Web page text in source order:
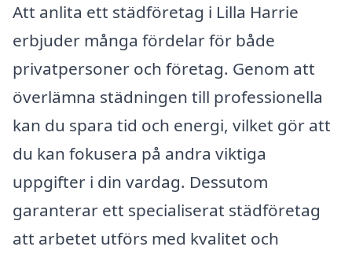
Att anlita ett städföretag i Lilla Harrie
erbjuder många fördelar för både
privatpersoner och företag. Genom att
överlämna städningen till professionella
kan du spara tid och energi, vilket gör att
du kan fokusera på andra viktiga
uppgifter i din vardag. Dessutom
garanterar ett specialiserat städföretag
att arbetet utförs med kvalitet och